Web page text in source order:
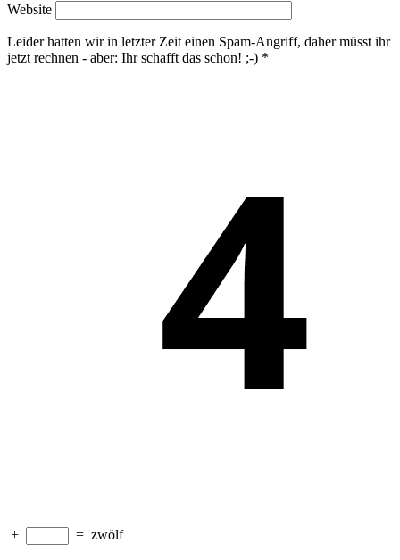
Website
Leider hatten wir in letzter Zeit einen Spam-Angriff, daher müsst ihr
jetzt rechnen - aber: Ihr schafft das schon! ;-) *
+ = zwölf